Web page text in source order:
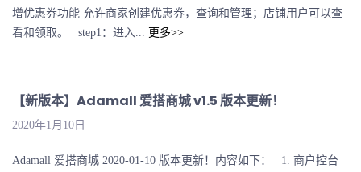
增优惠券功能 允许商家创建优惠券，查询和管理；店铺用户可以查
看和领取。 step1：进入... 更多>>
【新版本】Adamall 爱搭商城 v1.5 版本更新！
2020年1月10日
Adamall 爱搭商城 2020-01-10 版本更新！内容如下： 1. 商户控台